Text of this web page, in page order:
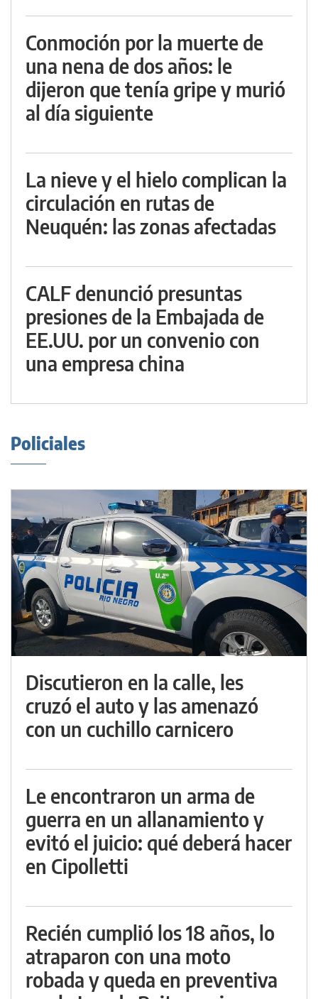
Conmoción por la muerte de
una nena de dos años: le
dijeron que tenía gripe y murió
al día siguiente
La nieve y el hielo complican la
circulación en rutas de
Neuquén: las zonas afectadas
CALF denunció presuntas
presiones de la Embajada de
EE.UU. por un convenio con
una empresa china
Policiales
Discutieron en la calle, les
cruzó el auto y las amenazó
con un cuchillo carnicero
Le encontraron un arma de
guerra en un allanamiento y
evitó el juicio: qué deberá hacer
en Cipolletti
Recién cumplió los 18 años, lo
atraparon con una moto
robada y queda en preventiva